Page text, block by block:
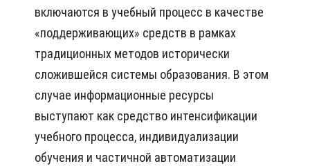
включаются в учебный процесс в качестве
«поддерживающих» средств в рамках
традиционных методов исторически
сложившейся системы образования. В этом
случае информационные ресурсы
выступают как средство интенсификации
учебного процесса, индивидуализации
обучения и частичной автоматизации